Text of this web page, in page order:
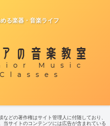
る楽器・音楽ライフ
どの著作権はサイト管理人に付随しており、
当サイトのコンテンツには広告が含まれている